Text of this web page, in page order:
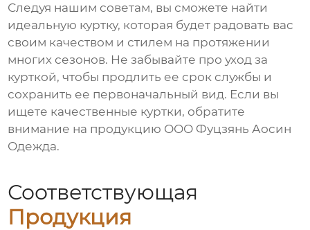
Следуя нашим советам, вы сможете найти
идеальную куртку, которая будет радовать вас
своим качеством и стилем на протяжении
многих сезонов. Не забывайте про уход за
курткой, чтобы продлить ее срок службы и
сохранить ее первоначальный вид. Если вы
ищете качественные куртки, обратите
внимание на продукцию ООО Фуцзянь Аосин
Одежда.
Соответствующая
Продукция